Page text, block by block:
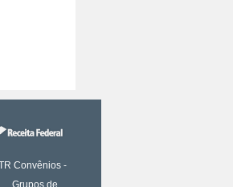
Convênios -
Grupos de